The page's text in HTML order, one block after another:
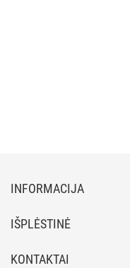
INFORMACIJA
IŠPLĖSTINĖ
KONTAKTAI